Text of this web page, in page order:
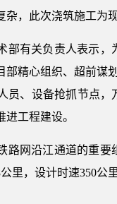
，此次浇筑施工为
部有关负责人表示
部精心组织、超前谋
员、设备抢抓节点
工程建设。
路网沿江通道的重
里，设计时速350公